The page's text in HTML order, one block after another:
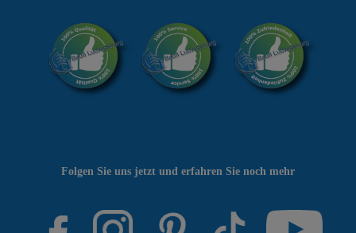
Folgen Sie uns jetzt und erfahren Sie noch mehr